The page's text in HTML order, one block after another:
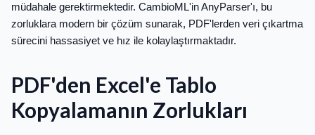
müdahale gerektirmektedir. CambioML'in AnyParser'ı, bu
zorluklara modern bir çözüm sunarak, PDF'lerden veri çıkartma
sürecini hassasiyet ve hız ile kolaylaştırmaktadır.
PDF'den Excel'e Tablo
Kopyalamanın Zorlukları